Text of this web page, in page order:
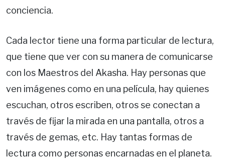
conciencia.
Cada lector tiene una forma particular de lectura,
que tiene que ver con su manera de comunicarse
con los Maestros del Akasha. Hay personas que
ven imágenes como en una película, hay quienes
escuchan, otros escriben, otros se conectan a
través de fijar la mirada en una pantalla, otros a
través de gemas, etc. Hay tantas formas de
lectura como personas encarnadas en el planeta.